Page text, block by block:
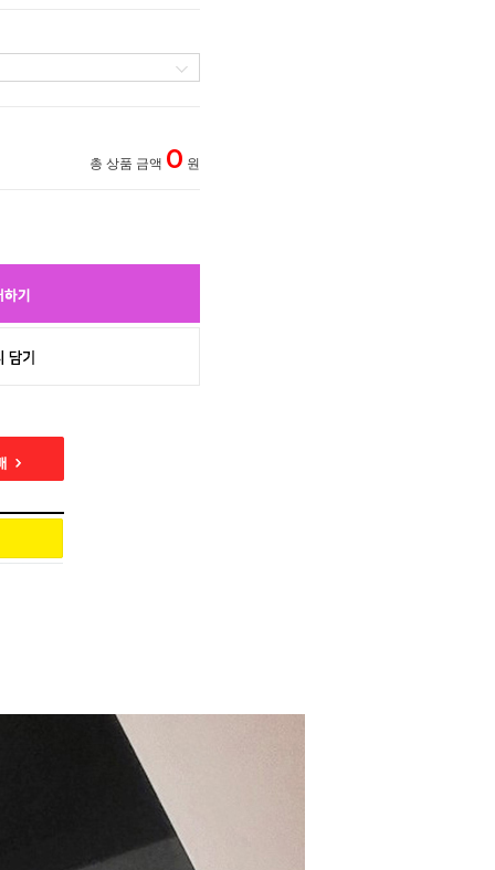
총 상품 금액 0 원